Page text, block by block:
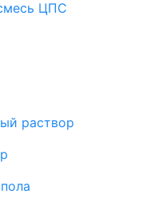
ЦПС
раствор